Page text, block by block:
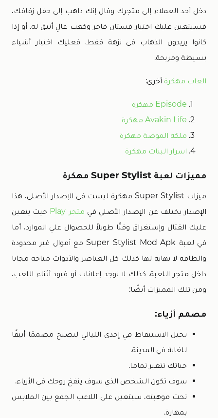
دخل أحد العملاء إلى متجرك وقال إنك ذاهب إلى حفل زفافك،
فسيتعين عليك اختيار فستان فاخر وكعب عالٍ أنيق له. أو إذا
كانوا يريدون الذهاب في نزهة فقط، فعليك اختيار أشياء
بسيطة ومريحة.
العاب مهكرة أخرى:
Episode مهكرة
Avakin Life مهكرة
ملكة الموضة مهكرة
اسرار البنات مهكرة
مميزات لعبة Super Stylist مهكرة
ميزات Super Stylist مهكرة ليست في الإصدار الأصلي، هذا
الإصدار يختلف عن الإصدار الأصلي في متجر Play
حيث يتعين
عليك القتال وإستغراق وقتًا طويلاً للحصوال علي الموارد، أما
في لعبة Super Stylist Mod Apk مع أموال غير محدودة
والطاقة لا نهاية لها كذلك كل العناصر والأدوات متاحة مجانا
داخل متجر اللعبة. كذلك لا توجد إعلانات أو قيود أثناء اللعب،
ومن تلك المميزات أيضًا:
مصمم أزياء:
تخيل الاستيقاظ في إحدى الليالي لتصبح مصممًا أنيقًا
للغاية في المدينة.
حياتك تتغير تماما.
سوف تكون الشخص الذي سوف ينفخ روحك في الأزياء.
تحت موهبته، سيتعين على اللاعب الجمع بين الملابس
بمهارة.